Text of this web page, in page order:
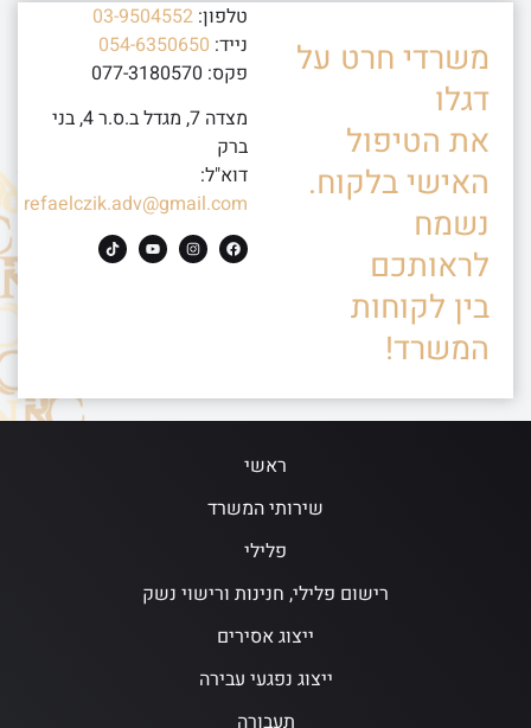
משרדי חרט על
דגלו
את הטיפול
האישי בלקוח.
נשמח
לראותכם
בין לקוחות
המשרד!
טלפון: 03-9504552
נייד: 054-6350650
פקס: 077-3180570
מצדה 7, מגדל ב.ס.ר 4, בני
ברק
דוא"ל:
refaelczik.adv@gmail.com
ראשי
שירותי המשרד
פלילי
רישום פלילי, חנינות ורישוי נשק
ייצוג אסירים
ייצוג נפגעי עבירה
תעבורה